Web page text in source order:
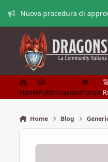
Nuova procedura di
HomePubblicazioniForum
Home Blog